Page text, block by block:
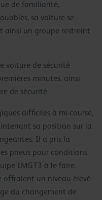
de familiarité,
sa voiture se
ainsi un groupe restreint
voiture de sécurité
minutes, ainsi
de sécurité.
difficiles à mi-course,
sa position sur la
Il a pris la
pneus pour conditions
LMGT3 à le faire.
offraient un niveau élevé
du changement de